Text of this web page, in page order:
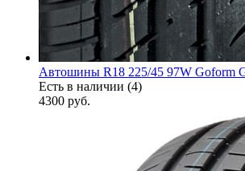
Автошины R18 225/45 97W Goform
Есть в наличии (4)
4300 руб.